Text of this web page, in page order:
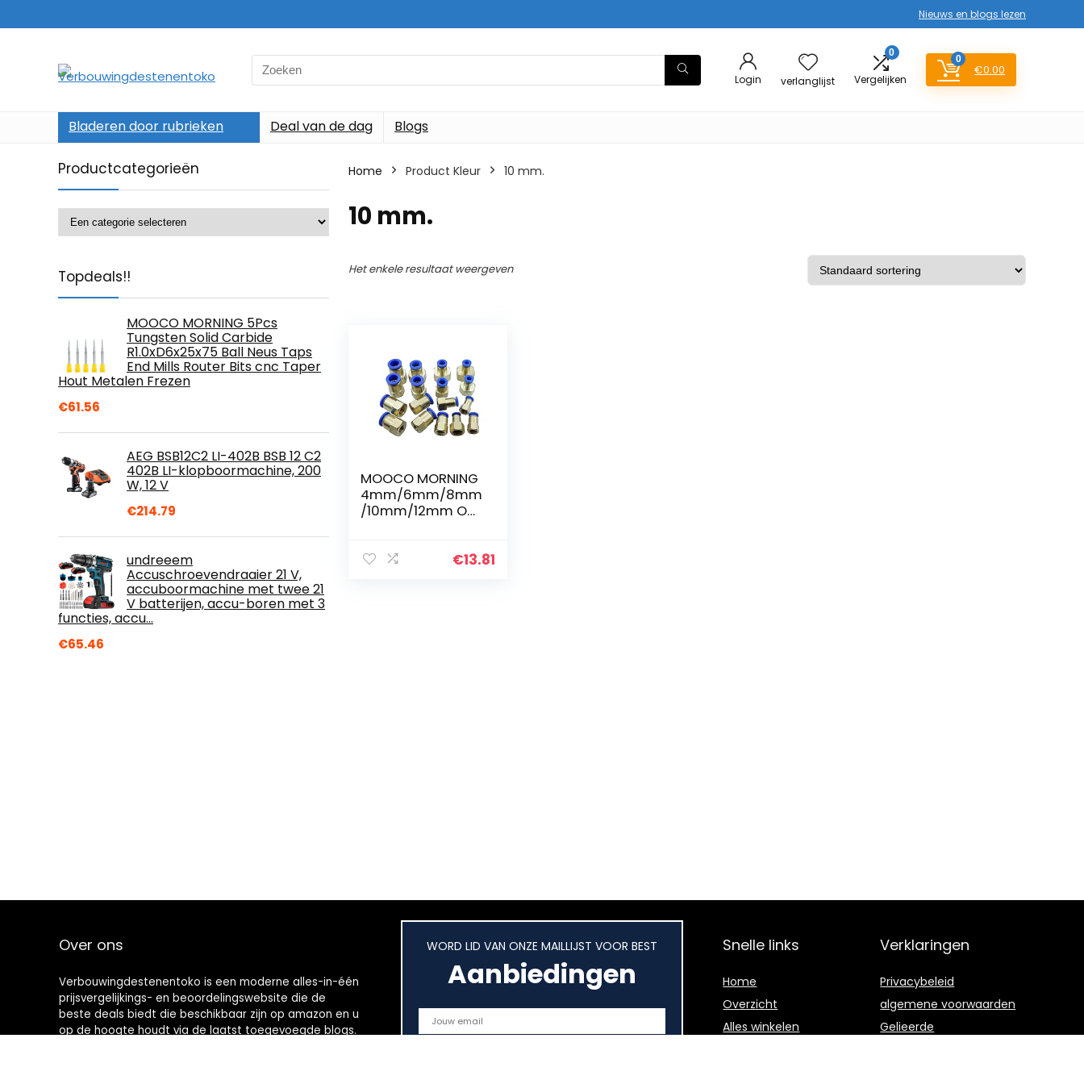
Nieuws en blogs lezen
Search
for:
Login verlanglijst
0
Vergelijken
0
€0.00
Bladeren door rubrieken Deal van de dag Blogs
Productcategorieën
Topdeals!!
MOOCO MORNING 5Pcs
Tungsten Solid Carbide
R1.0xD6x25x75 Ball Neus Taps
End Mills Router Bits cnc Taper
Hout Metalen Frezen
€61.56
AEG BSB12C2 LI-402B BSB 12 C2
402B LI-klopboormachine, 200
W, 12 V
€214.79
undreeem
Accuschroevendraaier 21 V,
accuboormachine met twee 21
V batterijen, accu-boren met 3
functies, accu…
€65.46
Home Product Kleur ‎10 mm.
‎10 mm.
Het enkele resultaat weergeven
MOOCO MORNING
4mm/6mm/8mm
/10mm/12mm OD
″ bspp
€13.81
Over ons
Verbouwingdestenentoko is een moderne alles-in-één
prijsvergelijkings- en beoordelingswebsite die de
beste deals biedt die beschikbaar zijn op amazon en u
op de hoogte houdt via de laatst toegevoegde blogs.
WORD LID VAN ONZE MAILLIJST VOOR BEST
Aanbiedingen
Snelle links
Home
Overzicht
Alles winkelen
Verklaringen
Privacybeleid
algemene voorwaarden
Gelieerde